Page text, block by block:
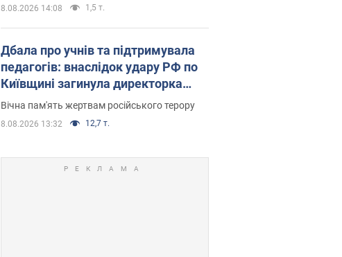
8.08.2026 14:08 1,5 т.
Дбала про учнів та підтримувала
педагогів: внаслідок удару РФ по
Київщині загинула директорка
київського ліцею, її чоловік та онук
Вічна пам'ять жертвам російського терору
8.08.2026 13:32 12,7 т.